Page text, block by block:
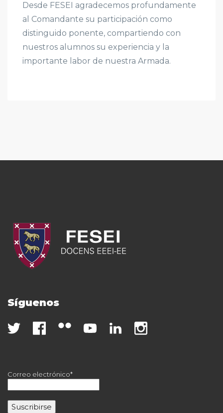
Desde FESEI agradecemos profundamente
al Comandante su participación como
distinguido ponente, compartiendo con
nuestros alumnos su experiencia y la
importante labor de nuestra Armada.
Síguenos
Correo electrónico*